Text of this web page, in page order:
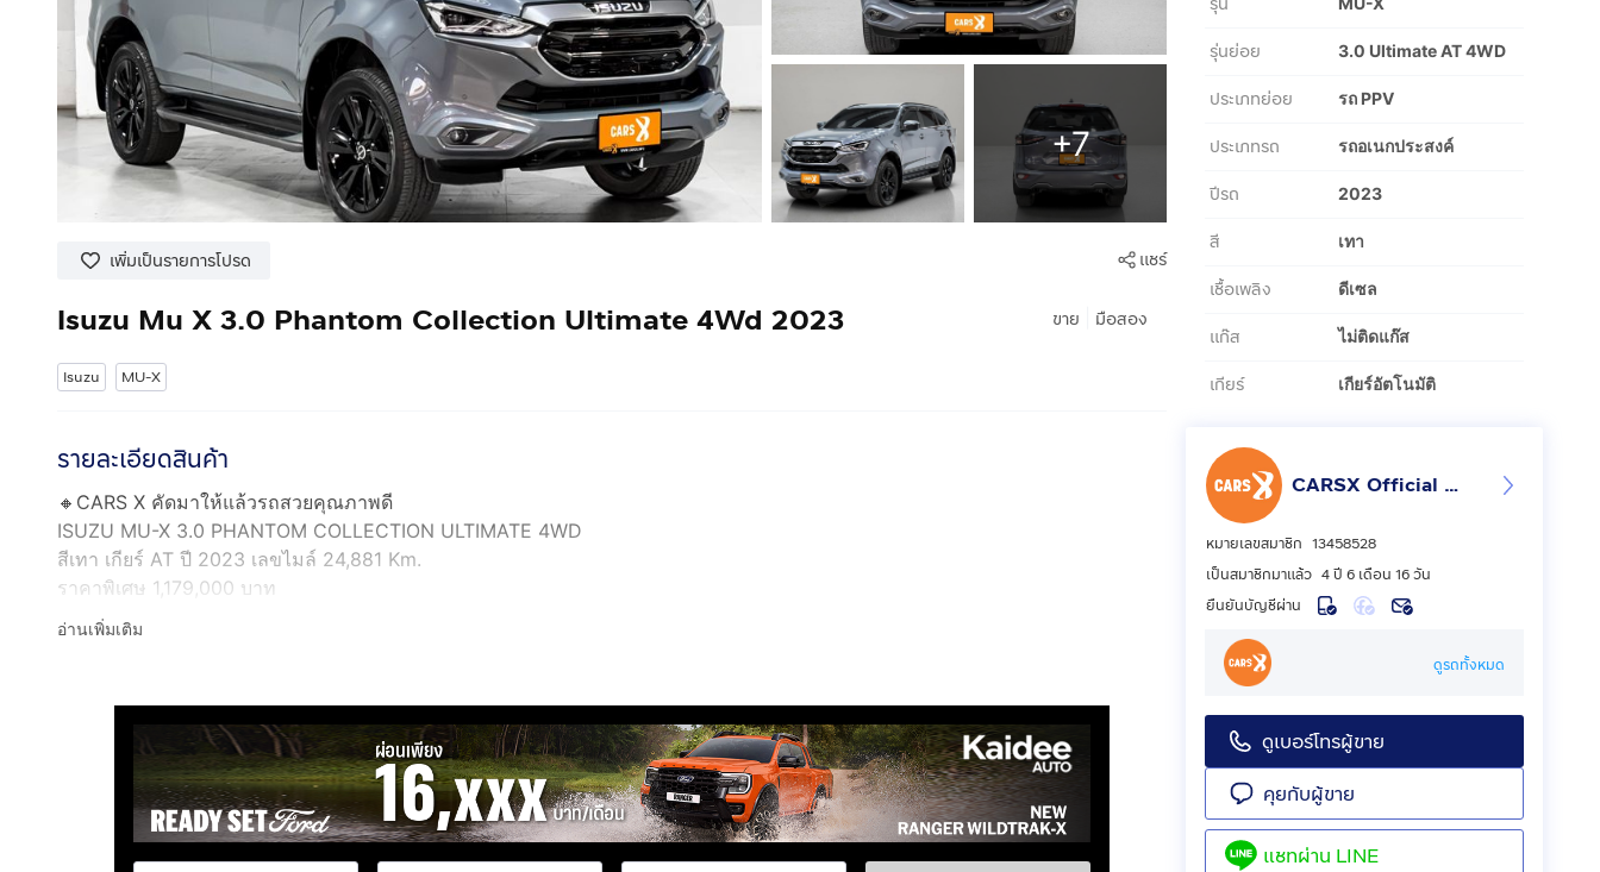
+7
เพิ่มเป็นรายการโปรด แชร์
ขาย มือสอง
Isuzu Mu X 3.0 Phantom Collection Ultimate 4Wd 2023
Isuzu MU-X
รายละเอียดสินค้า
🔸CARS X คัดมาให้แล้วรถสวยคุณภาพดี
ISUZU MU-X 3.0 PHANTOM COLLECTION ULTIMATE 4WD
สีเทา เกียร์ AT ปี 2023 เลขไมล์ 24,881 Km.
ราคาพิเศษ 1,179,000 บาท
____________________________________________
- CARS X มีมากกว่า 8 สาขาทั่วประเทศ
- มีรถมากกว่า 500 คัน
- ดอกเบี้ยพิเศษเริ่ม 2.39% มีมากกว่า 20 สถาบันการเงิน
- จอง-จัด-จบ ง่าย (จัดได้เต็ม)
- รถสวย ไม่มีชนหนัก พลิกคว่ำหรือจมน้ำ
- มีเลขาฉุกเฉินดูแล 24 ชั่วโมง - มีรถให้ใช้ระหว่างซ่อม
อ่านเพิ่มเติม
รุ่นย่อย 3.0 Ultimate AT 4WD
ประเภทย่อย รถ PPV
ประเภทรถ รถอเนกประสงค์
ปีรถ 2023
สี เทา
เชื้อเพลิง ดีเซล
แก๊ส ไม่ติดแก๊ส
เกียร์ เกียร์อัตโนมัติ
CARSX Official - คาร์เอ็กซ์ ศูนย์รวมรถยนต์มือสอง
หมายเลขสมาชิก 13458528
เป็นสมาชิกมาแล้ว 4 ปี 6 เดือน 16 วัน
ยืนยันบัญชีผ่าน
ดูรถทั้งหมด
ดูเบอร์โทรผู้ขาย
คุยกับผู้ขาย
แชทผ่าน LINE